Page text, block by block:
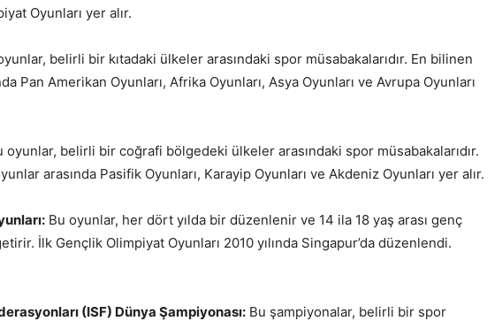
Oyunları yer alır.
belirli bir kıtadaki ülkeler arasındaki spor müsabakalarıdır. En bilinen
Pan Amerikan Oyunları, Afrika Oyunları, Asya Oyunları ve Avrupa Oyunları
oyunlar, belirli bir coğrafi bölgedeki ülkeler arasındaki spor müsabakalarıdır.
arasında Pasifik Oyunları, Karayip Oyunları ve Akdeniz Oyunları yer alır.
Bu oyunlar, her dört yılda bir düzenlenir ve 14 ila 18 yaş arası genç
İlk Gençlik Olimpiyat Oyunları 2010 yılında Singapur’da düzenlendi.
(ISF) Dünya Şampiyonası: Bu şampiyonalar, belirli bir spor